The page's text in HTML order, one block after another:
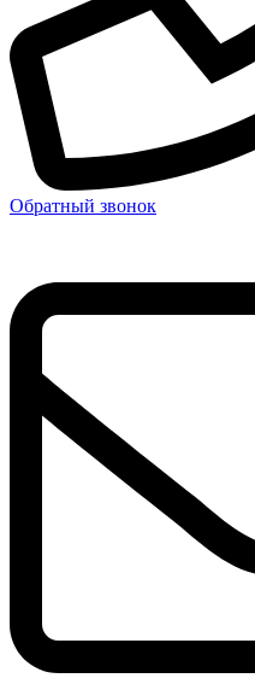
Обратный звонок